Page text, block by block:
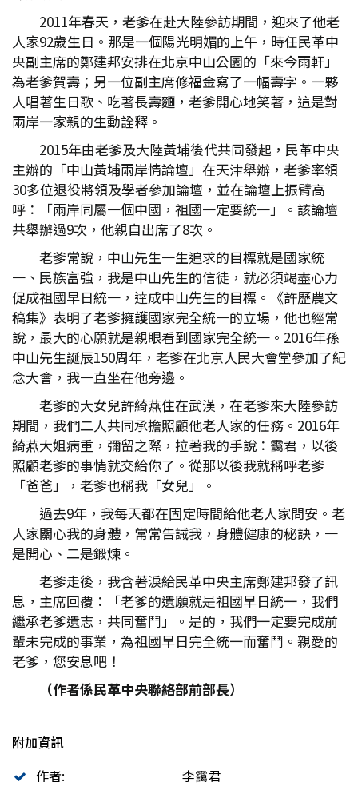
2011年春天，老爹在赴大陸參訪期間，迎來了他老
人家92歲生日。那是一個陽光明媚的上午，時任民革中
央副主席的鄭建邦安排在北京中山公園的「來今雨軒」
為老爹賀壽；另一位副主席修福金寫了一幅壽字。一夥
人唱著生日歌、吃著長壽麵，老爹開心地笑著，這是對
兩岸一家親的生動詮釋。
2015年由老爹及大陸黃埔後代共同發起，民革中央
主辦的「中山黃埔兩岸情論壇」在天津舉辦，老爹率領
30多位退役將領及學者參加論壇，並在論壇上振臂高
呼：「兩岸同屬一個中國，祖國一定要統一」。該論壇
共舉辦過9次，他親自出席了8次。
老爹常說，中山先生一生追求的目標就是國家統
一、民族富強，我是中山先生的信徒，就必須竭盡心力
促成祖國早日統一，達成中山先生的目標。《許歷農文
稿集》表明了老爹擁護國家完全統一的立場，他也經常
說，最大的心願就是親眼看到國家完全統一。2016年孫
中山先生誕辰150周年，老爹在北京人民大會堂參加了紀
念大會，我一直坐在他旁邊。
老爹的大女兒許綺燕住在武漢，在老爹來大陸參訪
期間，我們二人共同承擔照顧他老人家的任務。2016年
綺燕大姐病重，彌留之際，拉著我的手說：靄君，以後
照顧老爹的事情就交給你了。從那以後我就稱呼老爹
「爸爸」，老爹也稱我「女兒」。
過去9年，我每天都在固定時間給他老人家問安。老
人家關心我的身體，常常告誡我，身體健康的秘訣，一
是開心、二是鍛煉。
老爹走後，我含著淚給民革中央主席鄭建邦發了訊
息，主席回覆：「老爹的遺願就是祖國早日統一，我們
繼承老爹遺志，共同奮鬥」。是的，我們一定要完成前
輩未完成的事業，為祖國早日完全統一而奮鬥。親愛的
老爹，您安息吧！
（作者係民革中央聯絡部前部長）
附加資訊
作者:
李靄君